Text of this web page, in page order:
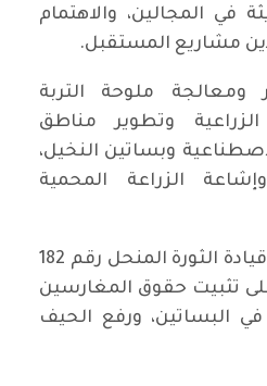
في المجالين، والاهتمام
مشاريع المستقبل.
ومعالجة ملوحة التربة
وتطوير مناطق
وبساتين النخيل،
الزراعة المحمية
19- إلغاء قرار مجلس قيادة الثورة المنحل رقم 182
على تثبيت حقوق المغارسين
في البساتين، ورفع الحيف